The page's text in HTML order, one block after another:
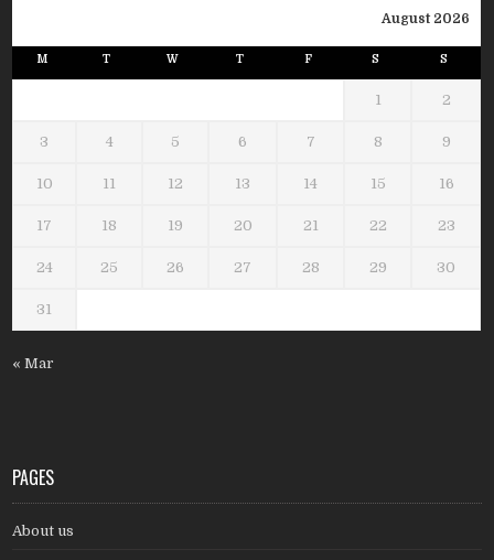
August 2026
M T W T F S S
1 2
3 4 5 6 7 8 9
10 11 12 13 14 15 16
17 18 19 20 21 22 23
24 25 26 27 28 29 30
31
« Mar
PAGES
About us